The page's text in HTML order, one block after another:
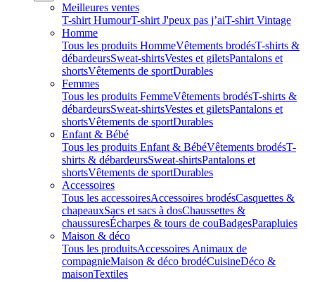
Meilleures ventes
T-shirt HumourT-shirt J'peux pas j’aiT-shirt Vintage
Homme
Tous les produits HommeVêtements brodésT-shirts &
débardeursSweat-shirtsVestes et giletsPantalons et
shortsVêtements de sportDurables
Femmes
Tous les produits FemmeVêtements brodésT-shirts &
débardeursSweat-shirtsVestes et giletsPantalons et
shortsVêtements de sportDurables
Enfant & Bébé
Tous les produits Enfant & BébéVêtements brodésT-
shirts & débardeursSweat-shirtsPantalons et
shortsVêtements de sportDurables
Accessoires
Tous les accessoiresAccessoires brodésCasquettes &
chapeauxSacs et sacs à dosChaussettes &
chaussuresÉcharpes & tours de couBadgesParapluies
Maison & déco
Tous les produitsAccessoires Animaux de
compagnieMaison & déco brodéCuisineDéco &
maisonTextiles